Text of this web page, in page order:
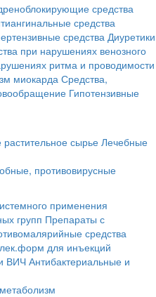
средства
средства
средства Диуретики
при нарушениях венозного
ритма и проводимости
миокарда Средства,
Гипотензивные
растительное сырье Лечебные
противовирусные
применения
групп Препараты с
средства
для инъекций
ВИЧ Антибактериальные и